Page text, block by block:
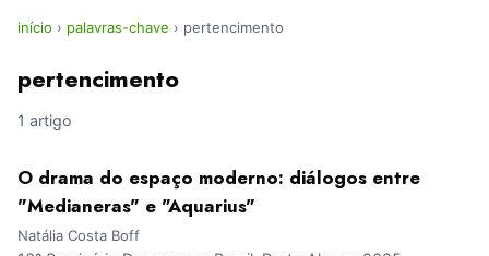
início › palavras-chave › pertencimento
pertencimento
1 artigo
O drama do espaço moderno: diálogos entre
"Medianeras" e "Aquarius"
Natália Costa Boff